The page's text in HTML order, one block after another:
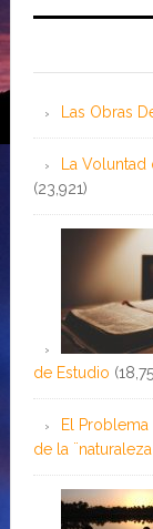
Las Obras
La
(23,921)
de Estudio
El Problema
de la